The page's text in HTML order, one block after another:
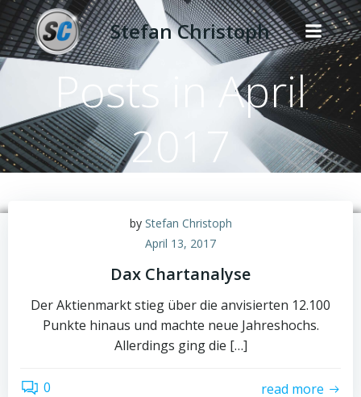
Zum
Inhalt
springen
Stefan Christoph
Posts in April
2017
by Stefan Christoph
April 13, 2017
Dax Chartanalyse
Der Aktienmarkt stieg über die anvisierten 12.100
Punkte hinaus und machte neue Jahreshochs.
Allerdings ging die […]
0 read more